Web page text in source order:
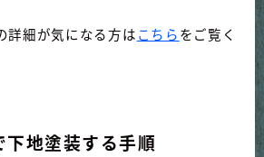
詳細が気になる方は こちら をご覧く
下地塗装する手順